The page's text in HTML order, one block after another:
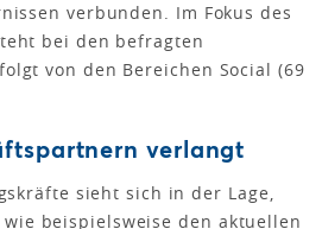
verbunden. Im Fokus des
bei den befragten
von den Bereichen Social (69
verlangt
sieht sich in der Lage,
beispielsweise den aktuellen